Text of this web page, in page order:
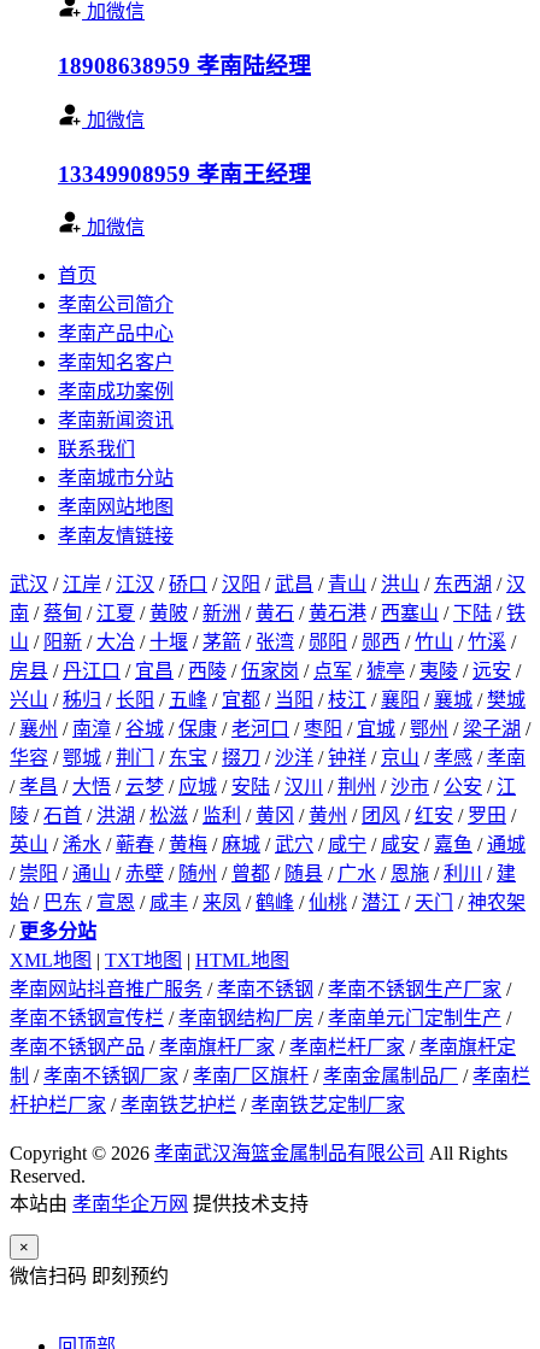
加微信
18908638959 孝南陆经理
加微信
13349908959 孝南王经理
加微信
首页
孝南公司简介
孝南产品中心
孝南知名客户
孝南成功案例
孝南新闻资讯
联系我们
孝南城市分站
孝南网站地图
孝南友情链接
武汉 / 江岸 / 江汉 /硚口 /汉阳 /武昌 / 青山 / 洪山 / 东西湖 /汉
南 /蔡甸 / 江夏 /黄陂 /新洲 /黄石 /黄石港 / 西塞山 /下陆 /铁
山 / 阳新 / 大冶 /十堰 /茅箭 / 张湾 / 郧阳 / 郧西 /竹山 /竹溪 /
房县 /丹江口 / 宜昌 / 西陵 /伍家岗 / 点军 /猇亭 / 夷陵 /远安 /
兴山 /秭归 /长阳 / 五峰 / 宜都 / 当阳 /枝江 /襄阳 /襄城 /樊城
/襄州 / 南漳 /谷城 /保康 /老河口 /枣阳 / 宜城 /鄂州 / 梁子湖 /
华容 /鄂城 /荆门 / 东宝 /掇刀 /沙洋 /钟祥 / 京山 /孝感 /孝南
/孝昌 / 大悟 /云梦 / 应城 / 安陆 /汉川 /荆州 /沙市 / 公安 / 江
陵 /石首 / 洪湖 /松滋 / 监利 /黄冈 /黄州 / 团风 /红安 / 罗田 /
英山 /浠水 /蕲春 /黄梅 / 麻城 /武穴 / 咸宁 / 咸安 / 嘉鱼 /通城
/ 崇阳 /通山 /赤壁 / 随州 / 曾都 / 随县 / 广水 / 恩施 /利川 / 建
始 / 巴东 / 宣恩 / 咸丰 / 来凤 /鹤峰 /仙桃 /潜江 / 天门 /神农架
/ 更多分站
XML地图 | TXT地图 | HTML地图
孝南网站抖音推广服务 /孝南不锈钢 /孝南不锈钢生产厂家 /
孝南不锈钢宣传栏 /孝南钢结构厂房 /孝南单元门定制生产 /
孝南不锈钢产品 /孝南旗杆厂家 /孝南栏杆厂家 /孝南旗杆定
制 /孝南不锈钢厂家 /孝南厂区旗杆 /孝南金属制品厂 /孝南栏
杆护栏厂家 /孝南铁艺护栏 /孝南铁艺定制厂家
Copyright © 2026 孝南武汉海篮金属制品有限公司 All Rights
Reserved.
本站由 孝南华企万网 提供技术支持
×
微信扫码 即刻预约